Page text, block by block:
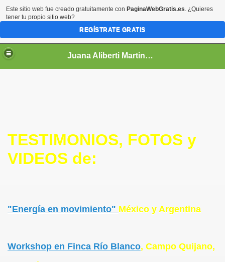
Juana Aliberti Martinez. Memoria del Portal de Sanación
TESTIMONIOS, FOTOS y
VIDEOS de:
"Energía en movimiento" México y Argentina
Workshop en Finca Río Blanco, Campo Quijano,
Este sitio web fue creado gratuitamente con PaginaWebGratis.es. ¿Quieres
tener tu propio sitio web?
REGÍSTRATE GRATIS